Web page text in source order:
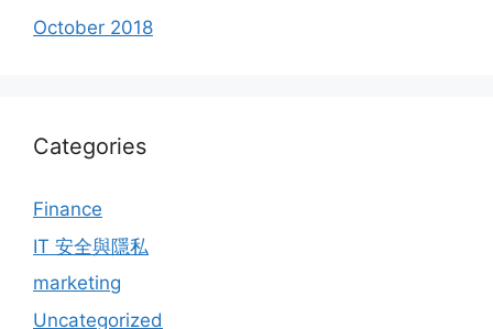
October 2018
Categories
Finance
IT 安全與隱私
marketing
Uncategorized